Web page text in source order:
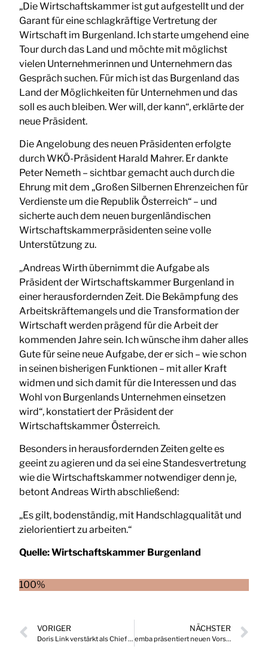
„Die Wirtschaftskammer ist gut aufgestellt und der
Garant für eine schlagkräftige Vertretung der
Wirtschaft im Burgenland. Ich starte umgehend eine
Tour durch das Land und möchte mit möglichst
vielen Unternehmerinnen und Unternehmern das
Gespräch suchen. Für mich ist das Burgenland das
Land der Möglichkeiten für Unternehmen und das
soll es auch bleiben. Wer will, der kann“, erklärte der
neue Präsident.
Die Angelobung des neuen Präsidenten erfolgte
durch WKÖ-Präsident Harald Mahrer. Er dankte
Peter Nemeth – sichtbar gemacht auch durch die
Ehrung mit dem „Großen Silbernen Ehrenzeichen für
Verdienste um die Republik Österreich“ – und
sicherte auch dem neuen burgenländischen
Wirtschaftskammerpräsidenten seine volle
Unterstützung zu.
„Andreas Wirth übernimmt die Aufgabe als
Präsident der Wirtschaftskammer Burgenland in
einer herausfordernden Zeit. Die Bekämpfung des
Arbeitskräftemangels und die Transformation der
Wirtschaft werden prägend für die Arbeit der
kommenden Jahre sein. Ich wünsche ihm daher alles
Gute für seine neue Aufgabe, der er sich – wie schon
in seinen bisherigen Funktionen – mit aller Kraft
widmen und sich damit für die Interessen und das
Wohl von Burgenlands Unternehmen einsetzen
wird“, konstatiert der Präsident der
Wirtschaftskammer Österreich.
Besonders in herausfordernden Zeiten gelte es
geeint zu agieren und da sei eine Standesvertretung
wie die Wirtschaftskammer notwendiger denn je,
betont Andreas Wirth abschließend:
„Es gilt, bodenständig, mit Handschlagqualität und
zielorientiert zu arbeiten.“
Quelle:Wirtschaftskammer Burgenland
100%
VORIGER
Doris Link verstärkt als Chief Operating Officer (COO) die Geschäftsleitung der FH Campus Wien
NÄCHSTER
emba präsentiert neuen Vorstand und inhaltliche Weiterentwicklung